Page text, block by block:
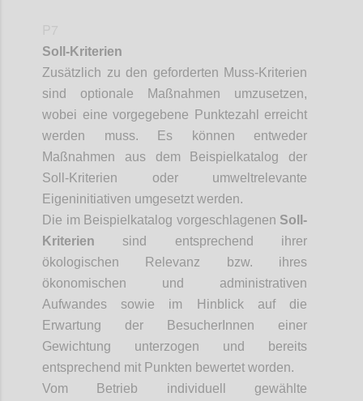
Soll-Kriterien
Zusätzlich zu den geforderten Muss-Kriterien
sind optionale Maßnahmen umzusetzen,
wobei eine vorgegebene Punktezahl erreicht
werden muss. Es können entweder
Maßnahmen aus dem Beispielkatalog der
Soll-Kriterien oder umweltrelevante
Eigeninitiativen umgesetzt werden.
Die im Beispielkatalog vorgeschlagenen Soll-
Kriterien sind entsprechend ihrer
ökologischen Relevanz bzw. ihres
ökonomischen und administrativen
Aufwandes sowie im Hinblick auf die
Erwartung der
BesucherInnen einer
Gewichtung unterzogen und bereits
entsprechend mit Punkten bewertet worden.
Vom Betrieb individuell gewählte